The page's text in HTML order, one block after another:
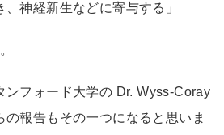
神経新生などに寄与する」
。
ンフォード大学の Dr. Wyss-Coray
の報告もその一つになると思いま